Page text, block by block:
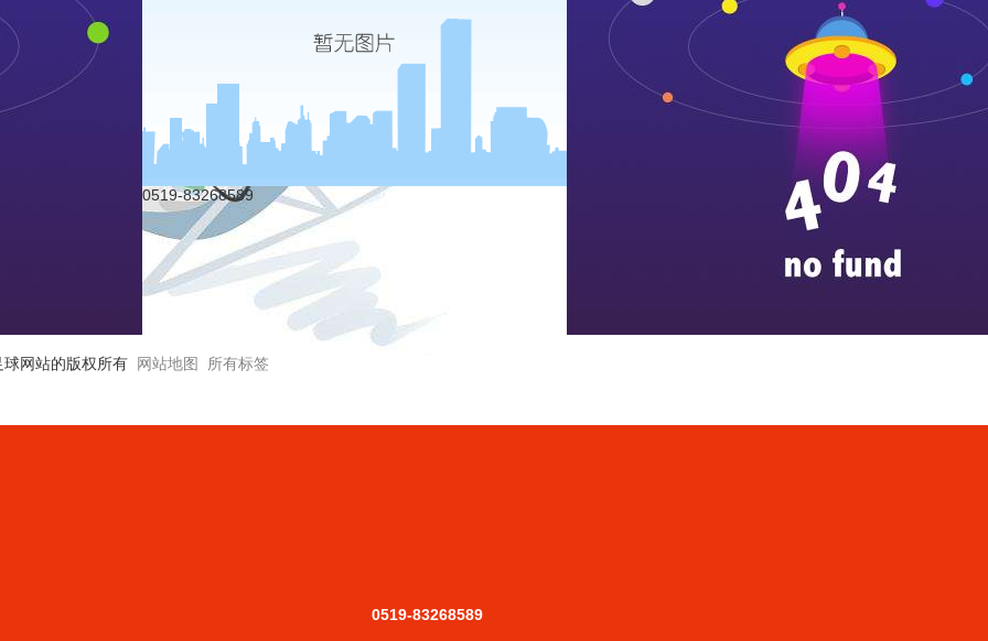
0519-83268589
网站的版权所有 网站地图 所有标签
0519-83268589